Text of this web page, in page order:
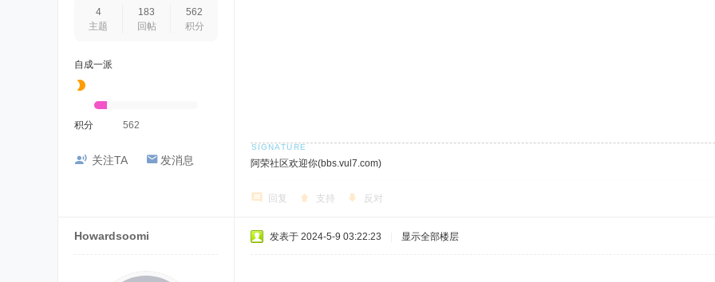
4
主题
183
回帖
562
积分
自成一派
积分 562
关注TA 发消息 阿荣社区欢迎你(bbs.vul7.com)
回复 支持 反对
Howardsoomi 发表于 2024-5-9 03:22:23 显示全部楼层